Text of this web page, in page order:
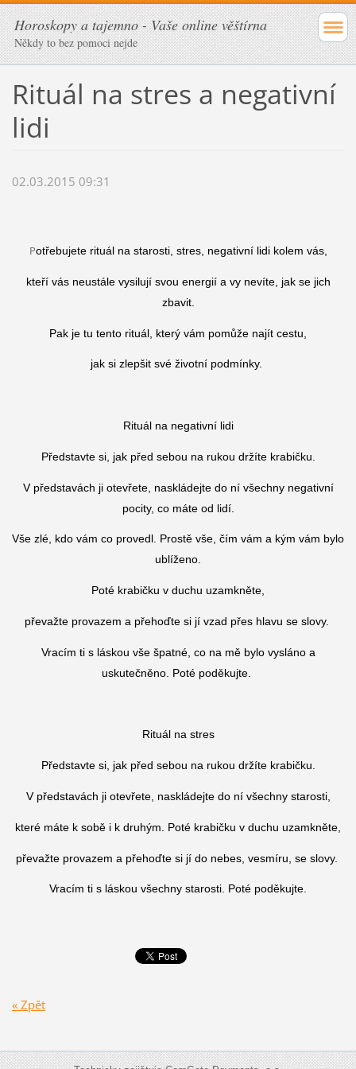
Horoskopy a tajemno - Vaše online věštírna
Někdy to bez pomoci nejde
Rituál na stres a negativní
lidi
02.03.2015 09:31
Potřebujete rituál na starosti, stres, negativní lidi kolem vás,
kteří vás neustále vysilují svou energií a vy nevíte, jak se jich
zbavit.
Pak je tu tento rituál, který vám pomůže najít cestu,
jak si zlepšit své životní podmínky.
Rituál na negativní lidi
Představte si, jak před sebou na rukou držíte krabičku.
V představách ji otevřete, naskládejte do ní všechny negativní
pocity, co máte od lidí.
Vše zlé, kdo vám co provedl. Prostě vše, čím vám a kým vám bylo
ublíženo.
Poté krabičku v duchu uzamkněte,
převažte provazem a přehoďte si jí vzad přes hlavu se slovy.
Vracím ti s láskou vše špatné, co na mě bylo vysláno a
uskutečněno. Poté poděkujte.
Rituál na stres
Představte si, jak před sebou na rukou držíte krabičku.
V představách ji otevřete, naskládejte do ní všechny starosti,
které máte k sobě i k druhým. Poté krabičku v duchu uzamkněte,
převažte provazem a přehoďte si jí do nebes, vesmíru, se slovy.
Vracím ti s láskou všechny starosti. Poté poděkujte.
« Zpět